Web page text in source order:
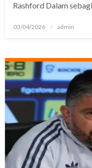
Rashford Dalam
Posted
03/04/2026 admin